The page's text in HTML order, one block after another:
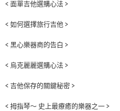
< 面單吉他選購心法 >
< 如何選擇旅行吉他 >
< 黑心樂器商的告白 >
< 烏克麗麗選購心法 >
< 吉他保存的關鍵秘密 >
< 拇指琴～ 史上最療癒的樂器之一 >